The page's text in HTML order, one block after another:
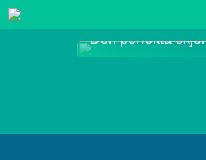
Den perfekta